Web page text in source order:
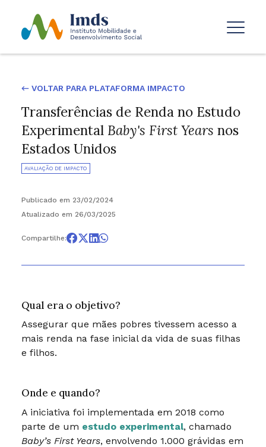
← VOLTAR PARA PLATAFORMA IMPACTO
Transferências de Renda no Estudo
Experimental Baby's First Years nos
Estados Unidos
AVALIAÇÃO DE IMPACTO
Publicado em 23/02/2024
Atualizado em 26/03/2025
Compartilhe:
Qual era o objetivo?
Assegurar que mães pobres tivessem acesso a
mais renda na fase inicial da vida de suas filhas
e filhos.
Onde e quando?
A iniciativa foi implementada em 2018 como
parte de um estudo experimental, chamado
Baby’s First Years, envolvendo 1.000 grávidas em